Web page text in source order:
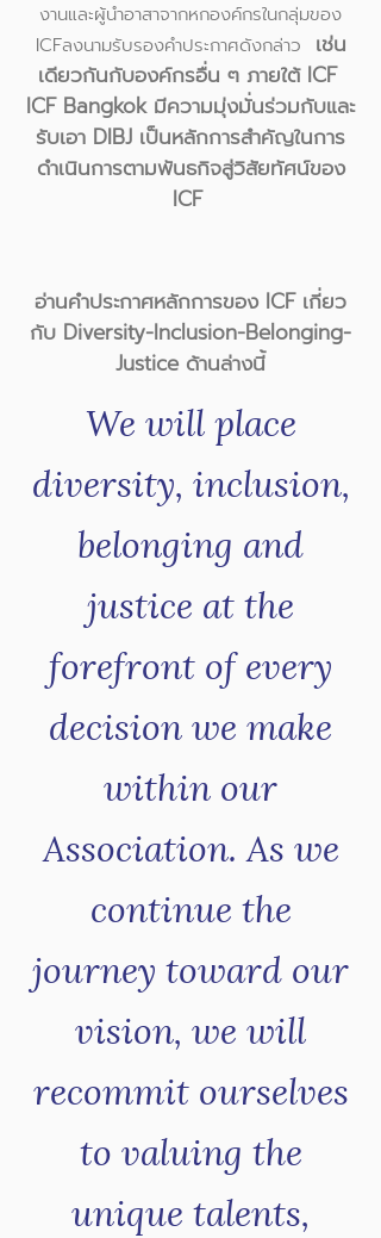
งานและผู้นำอาสาจากหกองค์กรในกลุ่มของ
ICFลงนามรับรองคำประกาศดังกล่าว เช่น
เดียวกันกับองค์กรอื่น ๆ ภายใต้ ICF
ICF Bangkok มีความมุ่งมั่นร่วมกับและ
รับเอา DIBJ เป็นหลักการสำคัญในการ
ดำเนินการตามพันธกิจสู่วิสัยทัศน์ของ
ICF
อ่านคำประกาศหลักการของ ICF เกี่ยว
กับ Diversity-Inclusion-Belonging-
Justice ด้านล่างนี้
We will place
diversity, inclusion,
belonging and
justice at the
forefront of every
decision we make
within our
Association. As we
continue the
journey toward our
vision, we will
recommit ourselves
to valuing the
unique talents,